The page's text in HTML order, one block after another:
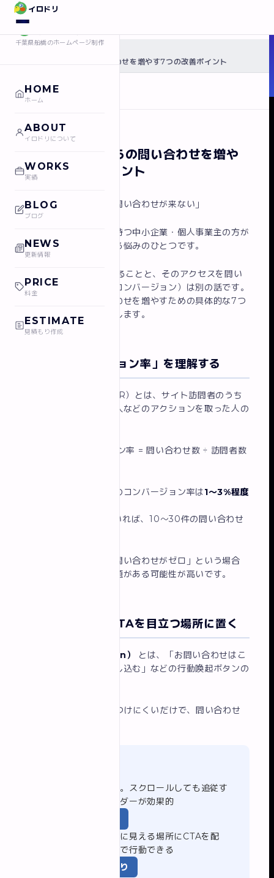
千葉県船橋のホームページ制作
HOME
ホーム
ABOUT
イロドリについて
WORKS
実績
BLOG
ブログ
NEWS
更新情報
PRICE
料金
ESTIMATE
見積もり作成
イロドリ
ホームページからの問い合わせを増やす7つの改善ポイント
← ブログ一覧に戻る
SEO対策
ホームページからの問い合わせを増や
す7つの改善ポイント
「アクセスはあるのに問い合わせが来ない」
これはホームページを持つ中小企業・個人事業主の方が
直面する、最もよくある悩みのひとつです。
SEOでアクセスを集めることと、そのアクセスを問い
合わせに変えること（コンバージョン）は別の話です。
この記事では、問い合わせを増やすための具体的な7つ
の改善ポイントを解説します。
まず「コンバージョン率」を理解する
コンバージョン率（CVR）とは、サイト訪問者のうち
実際に問い合わせ・購入などのアクションを取った人の
コンバージョン率 = 問い合わせ数 ÷ 訪問者数
一般的なホームページのコンバージョン率は1〜3%程度
月1,000人が訪問していれば、10〜30件の問い合わせ
「アクセスはあるのに問い合わせがゼロ」という場合
は、サイトの設計に問題がある可能性が高いです。
改善ポイント① CTAを目立つ場所に置く
CTA（Call To Action）
とは、「お問い合わせはこ
ちら」「無料相談を申し込む」などの行動喚起ボタンの
CTAが目立たない・見つけにくいだけで、問い合わせ
常に画面上部に表示。スクロールしても追従す
るスティッキーヘッダーが効果的
ページを開いて最初に見える場所にCTAを配
置。スクロールなしで行動できる
セクションの区切り